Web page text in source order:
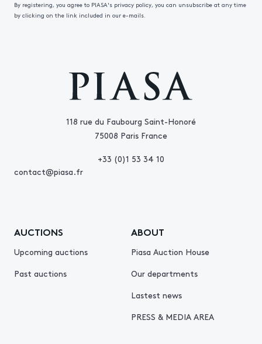
118 rue du Faubourg Saint-Honoré
75008 Paris France
+33 (0)1 53 34 10
contact@piasa.fr
AUCTIONS
Upcoming auctions
Past auctions
ABOUT
Piasa Auction House
Our departments
Lastest news
PRESS & MEDIA AREA
By registering, you agree to PIASA's privacy policy, you can unsubscribe at any time
by clicking on the link included in our e-mails.